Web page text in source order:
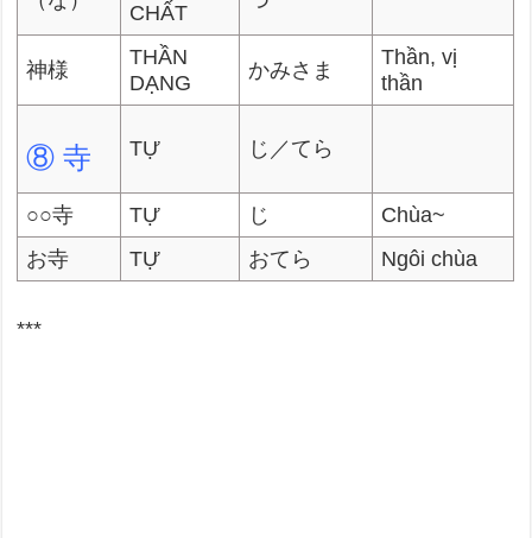
CHẤT
神様
THẦN
DẠNG
かみさま
Thần, vị
thần
⑧ 寺 TỰ じ／てら
○○寺 TỰ じ
Chùa~
お寺
TỰ おてら Ngôi chùa
***